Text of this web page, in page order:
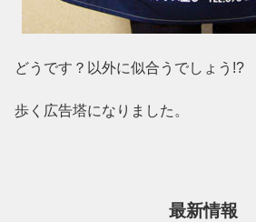
どうです？以外に似合うでしょう!?
歩く広告塔になりました。
最新情報